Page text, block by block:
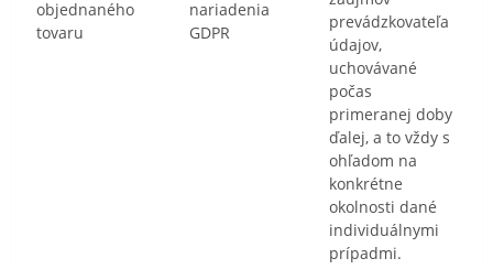
objednaného
tovaru
nariadenia
GDPR
prevádzkovateľa
údajov,
uchovávané
počas
primeranej doby
ďalej, a to vždy s
ohľadom na
konkrétne
okolnosti dané
individuálnymi
prípadmi.